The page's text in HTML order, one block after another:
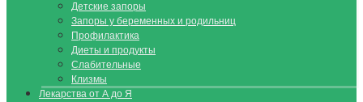
Детские запоры
Запоры у беременных и родильниц
Профилактика
Диеты и продукты
Слабительные
Клизмы
Лекарства от А до Я